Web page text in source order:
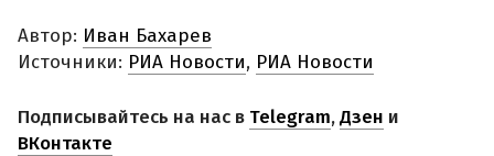
Автор: Иван Бахарев
Источники: РИА Новости, РИА Новости
Подписывайтесь на нас в Telegram,Дзен и
ВКонтакте